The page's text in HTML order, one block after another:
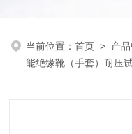
当前位置：首页 > 产
能绝缘靴（手套）耐压